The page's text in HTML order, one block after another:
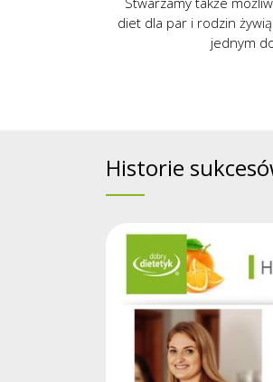
diet dla par i rodzin
jednym
Historie